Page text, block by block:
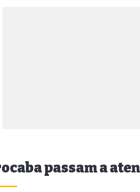
passam a